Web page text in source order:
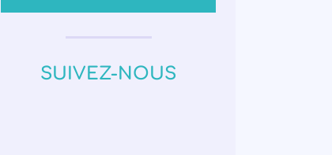
SUIVEZ-NOUS